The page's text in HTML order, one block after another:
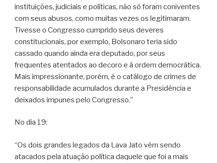
instituições, judiciais e políticas, não só foram coniventes
com seus abusos, como muitas vezes os legitimaram.
Tivesse o Congresso cumprido seus deveres
constitucionais, por exemplo, Bolsonaro teria sido
cassado quando ainda era deputado, por seus
frequentes atentados ao decoro e à ordem democrática.
Mais impressionante, porém, é o catálogo de crimes de
responsabilidade acumulados durante a Presidência e
deixados impunes pelo Congresso.”
No dia 19:
“Os dois grandes legados da Lava Jato vêm sendo
atacados pela atuação política daquele que foi a mais